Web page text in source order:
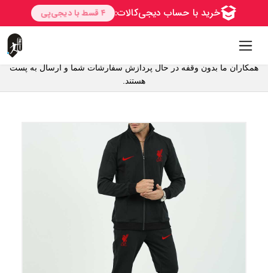
همکاران ما بدون وقفه در حال پردازش سفارشات شما و ارسال به پست
هستند.